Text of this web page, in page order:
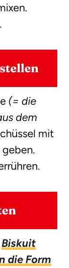
(= die
dem
mit
Biskuit
die Form